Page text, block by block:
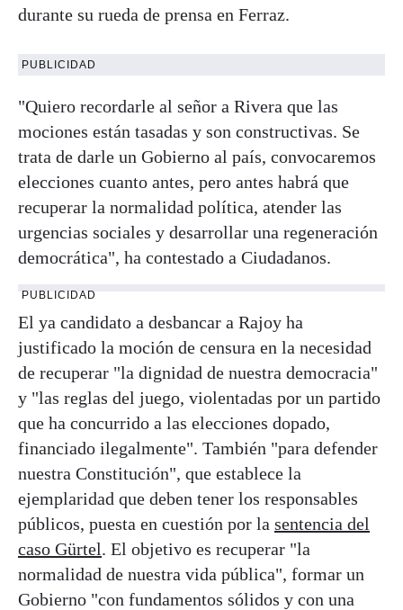
durante su rueda de prensa en Ferraz.
PUBLICIDAD
"Quiero recordarle al señor a Rivera que las
mociones están tasadas y son constructivas. Se
trata de darle un Gobierno al país, convocaremos
elecciones cuanto antes, pero antes habrá que
recuperar la normalidad política, atender las
urgencias sociales y desarrollar una regeneración
democrática", ha contestado a Ciudadanos.
PUBLICIDAD
El ya candidato a desbancar a Rajoy ha
justificado la moción de censura en la necesidad
de recuperar "la dignidad de nuestra democracia"
y "las reglas del juego, violentadas por un partido
que ha concurrido a las elecciones dopado,
financiado ilegalmente". También "para defender
nuestra Constitución", que establece la
ejemplaridad que deben tener los responsables
públicos, puesta en cuestión por la sentencia del
caso Gürtel. El objetivo es recuperar "la
normalidad de nuestra vida pública", formar un
Gobierno "con fundamentos sólidos y con una